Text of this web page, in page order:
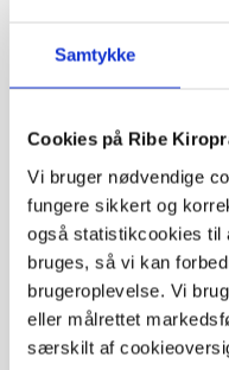
Samtykke
Cookies på Ribe
Vi bruger nødvendige
fungere sikkert og
også statistikcookies til
bruges, så vi kan
brugeroplevelse. Vi
eller målrettet
særskilt af
Danmark,
for at
Undervejs
omfattet af
og blev en
Siden 1994
uddanne sig
Uddannelsen